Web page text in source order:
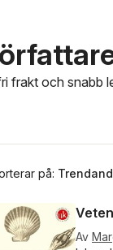
frakt och snabb
på:
Av